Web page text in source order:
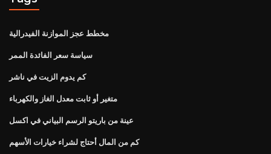
مخطط عجز الموازنة الفيدرالية
سياسة سعر الفائدة الممر
كم يدوم الزيت في ناشر
متغير أو ثابت معدل الغاز والكهرباء
عينة من باريتو الرسم البياني في اكسل
كم من المال أحتاج لشراء خيارات الأسهم